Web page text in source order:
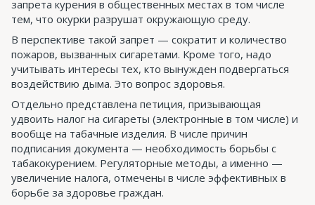
запрета курения в общественных местах в том числе
тем, что окурки разрушат окружающую среду.
В перспективе такой запрет — сократит и количество
пожаров, вызванных сигаретами. Кроме того, надо
учитывать интересы тех, кто вынужден подвергаться
воздействию дыма. Это вопрос здоровья.
Отдельно представлена петиция, призывающая
удвоить налог на сигареты (электронные в том числе) и
вообще на табачные изделия. В числе причин
подписания документа — необходимость борьбы с
табакокурением. Регуляторные методы, а именно —
увеличение налога, отмечены в числе эффективных в
борьбе за здоровье граждан.